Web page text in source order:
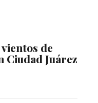
de
Ciudad Juárez